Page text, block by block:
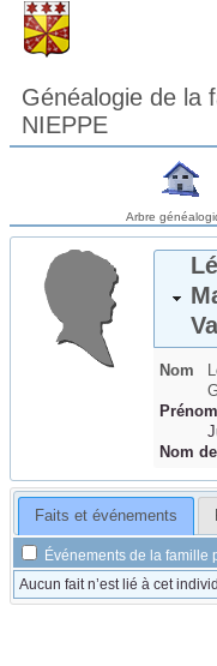
Généalogie de la
NIEPPE
Arbre
Nom
Nom
Faits et événements
Événements de la famille
Aucun fait n’est lié à cet